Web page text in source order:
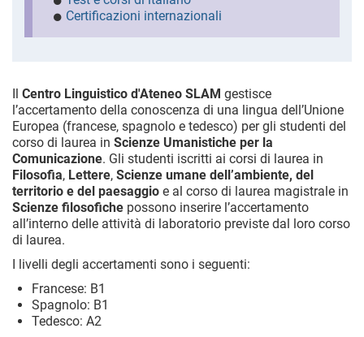
Certificazioni internazionali
Il Centro Linguistico d'Ateneo SLAM gestisce
l’accertamento della conoscenza di una lingua dell’Unione
Europea (francese, spagnolo e tedesco) per gli studenti del
corso di laurea in Scienze Umanistiche per la
Comunicazione. Gli studenti iscritti ai corsi di laurea in
Filosofia, Lettere, Scienze umane dell’ambiente, del
territorio e del paesaggio e al corso di laurea magistrale in
Scienze filosofiche possono inserire l’accertamento
all’interno delle attività di laboratorio previste dal loro corso
di laurea.
I livelli degli accertamenti sono i seguenti:
Francese: B1
Spagnolo: B1
Tedesco: A2